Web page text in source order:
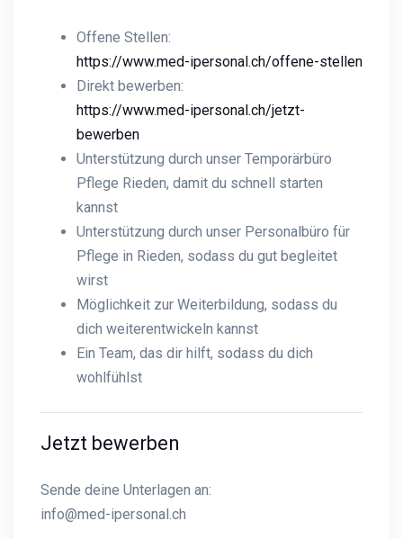
Offene Stellen:
https://www.med-ipersonal.ch/offene-stellen
Direkt bewerben:
https://www.med-ipersonal.ch/jetzt-
bewerben
Unterstützung durch unser Temporärbüro
Pflege Rieden, damit du schnell starten
kannst
Unterstützung durch unser Personalbüro für
Pflege in Rieden, sodass du gut begleitet
wirst
Möglichkeit zur Weiterbildung, sodass du
dich weiterentwickeln kannst
Ein Team, das dir hilft, sodass du dich
wohlfühlst
Jetzt bewerben
Sende deine Unterlagen an:
info@med-ipersonal.ch